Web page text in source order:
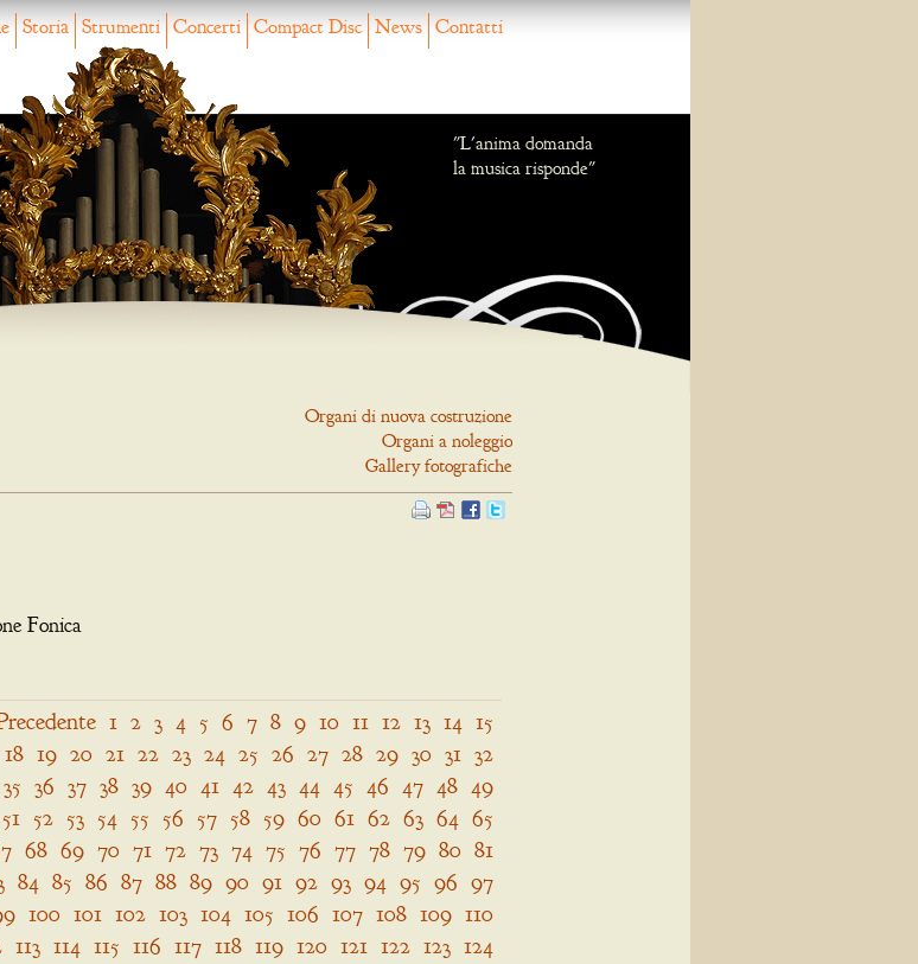
Storia Strumenti Concerti Compact Disc News Contatti
"L'anima domanda
la musica risponde"
Organi di nuova costruzione
Organi a noleggio
Gallery fotografiche
Fonica
1 2 3 4 5 6 7 8 9 10 11 12 13 14 15
18 19 20 21 22 23 24 25 26 27 28 29 30 31 32
35 36 37 38 39 40 41 42 43 44 45 46 47 48 49
51 52 53 54 55 56 57 58 59 60 61 62 63 64 65
68 69 70 71 72 73 74 75 76 77 78 79 80 81
84 85 86 87 88 89 90 91 92 93 94 95 96 97
100 101 102 103 104 105 106 107 108 109 110
113 114 115 116 117 118 119 120 121 122 123 124